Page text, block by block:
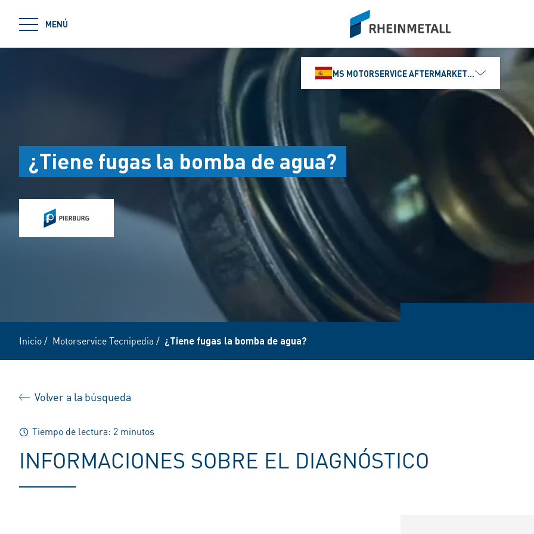
MENÚ
siteLogo
MS MOTORSERVICE AFTERMARKET IBÉRICA, S.L
¿Tiene fugas la bomba de agua?
Inicio/ Motorservice Tecnipedia / ¿Tiene fugas la bomba de agua?
Volver a la búsqueda
Tiempo de lectura: 2 minutos
INFORMACIONES SOBRE EL DIAGNÓSTICO